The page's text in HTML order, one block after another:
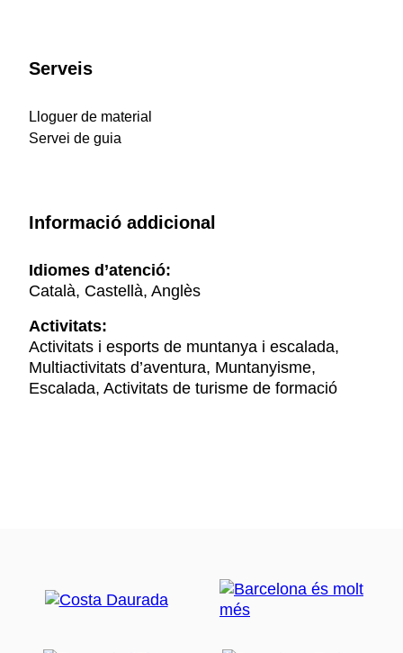
Serveis
Lloguer de material
Servei de guia
Informació addicional
Idiomes d’atenció:
Català, Castellà, Anglès
Activitats:
Activitats i esports de muntanya i escalada,
Multiactivitats d’aventura, Muntanyisme,
Escalada, Activitats de turisme de formació